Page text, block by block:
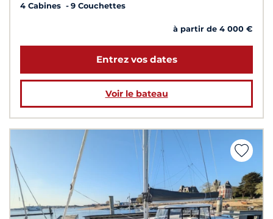
4 Cabines
9 Couchettes
à partir de 4 000 €
Entrez vos dates
Voir le bateau